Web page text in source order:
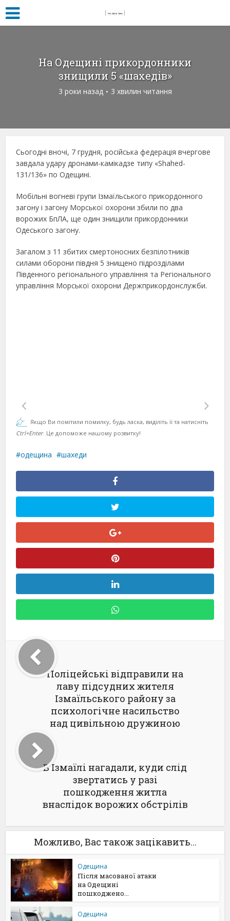
На Одещині прикордонники
знищили 5 «шахедів»
3 роки назад 3 хвилин читання
Сьогодні вночі, 7 грудня, російська федерація вчергове
завдала удару дронами-камікадзе типу «Shahed-
131/136» по Одещині.
Мобільні вогневі групи Ізмаїльського прикордонного
загону і загону Морської охорони збили по два
ворожих БпЛА, ще один знищили прикордонники
Одеського загону.
Загалом з 11 збитих смертоносних безпілотників
силами оборони півдня 5 знищено підрозділами
Південного регіонального управління та Регіонального
управління Морської охорони Держприкордонслужби.
Якщо Ви помітили помилку, будь ласка, виділіть її та натисніть
Ctrl+Enter. Це допоможе нашому розвитку!
одещина шахеди
Поліцейські відправили на
лаву підсудних жителя
Ізмаїльського району за
психологічне насильство
над цивільною дружиною
В Ізмаїлі нагадали, куди слід
звертатись у разі
пошкодження житла
внаслідок ворожих обстрілів
Можливо, Вас також зацікавить...
Одещина
Після масованої атаки
на Одещині
пошкоджено...
Одещина